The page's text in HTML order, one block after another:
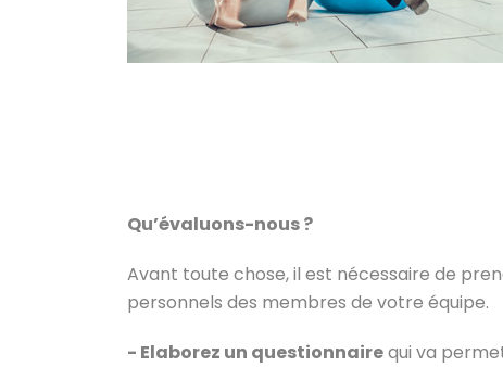
Qu’évaluons-nous ?
Avant toute chose, il est nécessaire de
personnels des membres de votre équipe.
- Elaborez un questionnairequi va